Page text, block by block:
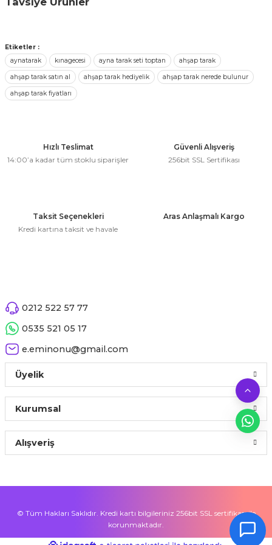
Çeşitlerikonularda yetersiz gördüğünüz noktaları öneri formunu
Ürün resmi kalitesiz, bozuk veya görüntülenemiyor.
Ürün açıklamasında eksik bilgiler bulunuyor.
Ürün bilgilerinde hatalar bulunuyor.
17,60 ₺ + KDV
Sepete Ekle
Etiketler :
aynatarak
kınagecesi ayna tarak seti toptan ahşap tarak
ahşap tarak satın al ahşap tarak hediyelik ahşap tarak nerede bulunur
ahşap tarak fiyatları
Hızlı Teslimat
14:00’a kadar tüm stoklu siparişler
Güvenli Alışveriş
256bit SSL Sertifikası
Taksit Seçenekleri
Kredi kartına taksit ve havale
Aras Anlaşmalı Kargo
0212 522 57 77
0535 521 05 17
e.eminonu@gmail.com
Üyelik
Kurumsal
Alışveriş
© Tüm Hakları Saklıdır. Kredi kartı bilgileriniz 256bit SSL sertifikası ile
korunmaktadır.